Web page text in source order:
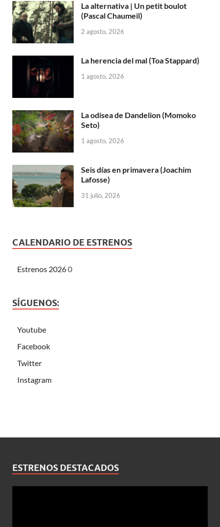
La alternativa | Un petit boulot
(Pascal Chaumeil)
2 agosto, 2026
La herencia del mal (Toa Stappard)
1 agosto, 2026
La odisea de Dandelion (Momoko
Seto)
1 agosto, 2026
Seis días en primavera (Joachim
Lafosse)
31 julio, 2026
CALENDARIO DE ESTRENOS
Estrenos 20260
SÍGUENOS:
Youtube
Facebook
Twitter
Instagram
ESTRENOS DESTACADOS